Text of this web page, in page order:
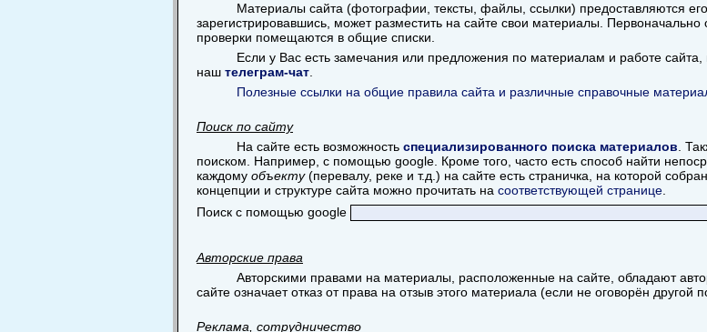
Материалы сайта (фотографии, тексты, файлы, ссылки) предоставляются
зарегистрировавшись, может разместить на сайте свои материалы.
проверки помещаются в общие списки.
Если у Вас есть замечания или предложения по материалам и работе
наш телеграм-чат
Полезные ссылки на общие правила сайта и различные справочные
Поиск по сайту
На сайте есть возможностьспециализированного поиска материалов .
поиском. Например, с помощью google. Кроме того, часто есть способ найти
каждому объекту(перевалу, реке и т.д.) на сайте есть страничка, на которой
концепции и структуре сайта можно прочитать на соответствующей странице
Поиск с помощью google
Авторские права
Авторскими правами на материалы, расположенные на сайте, обладают
сайте означает отказ от права на отзыв этого материала (если не оговорён другой
Реклама, сотрудничество